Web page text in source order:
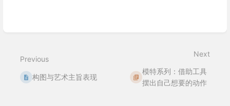
Previous
构图与艺术主旨表现
Next
模特系列：借助工具
摆出自己想要的动作